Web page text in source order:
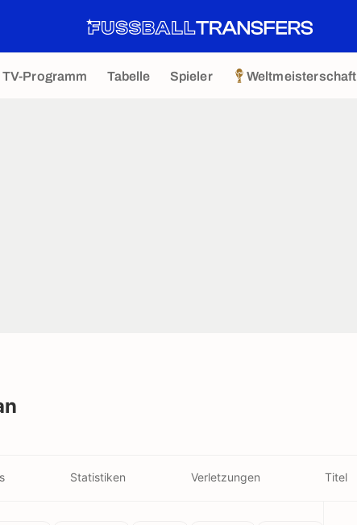
TV-Programm Tabelle Spieler Weltmeisterschaft
Statistiken Verletzungen Titel